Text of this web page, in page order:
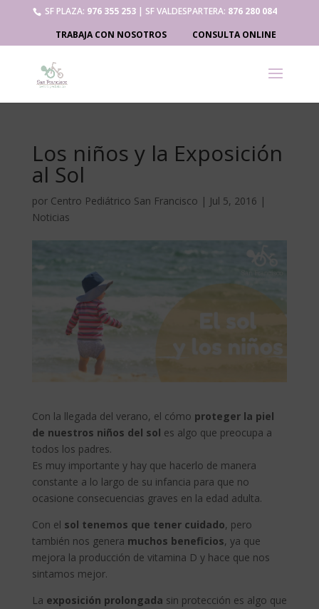
SF PLAZA: 976 355 253| SF VALDESPARTERA: 876 280 084
TRABAJA CON NOSOTROS
CONSULTA ONLINE
Los niños y la Exposición
al Sol
por Centro Pediátrico San Francisco | Jul 5, 2016 |
Noticias
Con la llegada del verano, el cómo proteger la piel
de nuestros niños del sol es algo que preocupa a
todos los padres.
Es muy importante y hay que hacerlo de manera
constante a lo largo de su infancia para que no
ocasione consecuencias graves en la edad adulta.
Con el sol tenemos que tener cuidado, pero
también nos genera muchos beneficios, ya que
mejora la producción de vitamina D y hace que nos
sintamos mejor.
La exposición prolongada sin protección es algo que